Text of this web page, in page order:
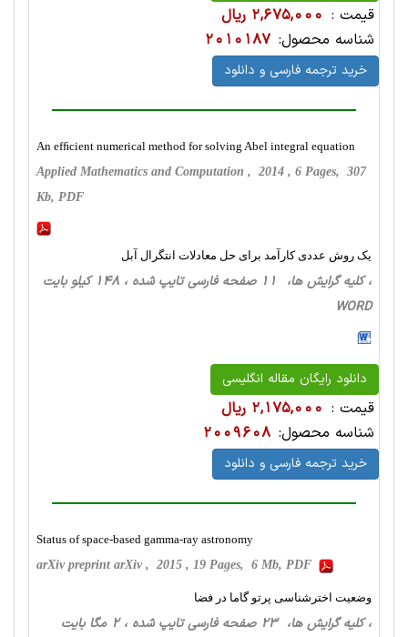
قیمت : 2,675,000 ریال
شناسه محصول: 2010187
خرید ترجمه فارسی و دانلود
An efﬁcient numerical method for solving Abel integral equation
Applied Mathematics and Computation , 2014 , 6 Pages, 307
Kb, PDF
یک روش عددی کارآمد برای حل معادلات انتگرال آبل
، کلیه گرایش ها، 11 صفحه فارسی تایپ شده ، 148 کیلو بایت
WORD
دانلود رایگان مقاله انگلیسی
قیمت : 2,175,000 ریال
شناسه محصول: 2009608
خرید ترجمه فارسی و دانلود
Status of space-based gamma-ray astronomy
arXiv preprint arXiv , 2015 , 19 Pages, 6 Mb, PDF
وضعیت اخترشناسی پرتو گاما در فضا
، کلیه گرایش ها، 23 صفحه فارسی تایپ شده ، 2 مگا بایت